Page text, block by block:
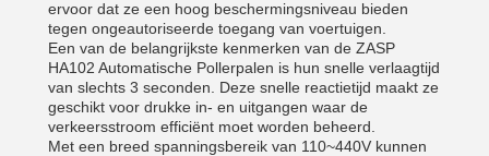
ervoor dat ze een hoog beschermingsniveau bieden
tegen ongeautoriseerde toegang van voertuigen.
Een van de belangrijkste kenmerken van de ZASP
HA102 Automatische Pollerpalen is hun snelle verlaagtijd
van slechts 3 seconden. Deze snelle reactietijd maakt ze
geschikt voor drukke in- en uitgangen waar de
verkeersstroom efficiënt moet worden beheerd.
Met een breed spanningsbereik van 110~440V kunnen